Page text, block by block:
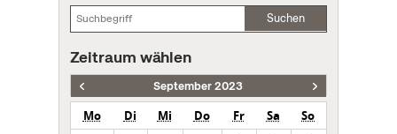
Suchen
Zeitraum wählen
September 2023
Mo Di Mi Do Fr Sa
So